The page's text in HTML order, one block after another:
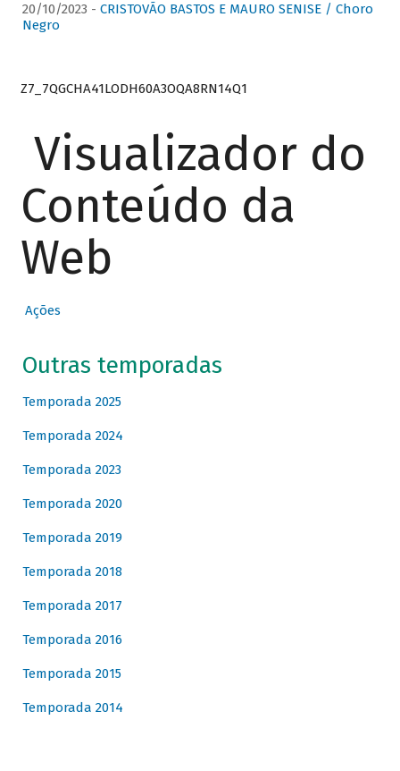
20/10/2023 - CRISTOVÃO BASTOS E MAURO SENISE / Choro
Negro
Z7_7QGCHA41LODH60A3OQA8RN14Q1
Visualizador do
Conteúdo da
Web
Ações
Outras temporadas
Temporada 2025
Temporada 2024
Temporada 2023
Temporada 2020
Temporada 2019
Temporada 2018
Temporada 2017
Temporada 2016
Temporada 2015
Temporada 2014